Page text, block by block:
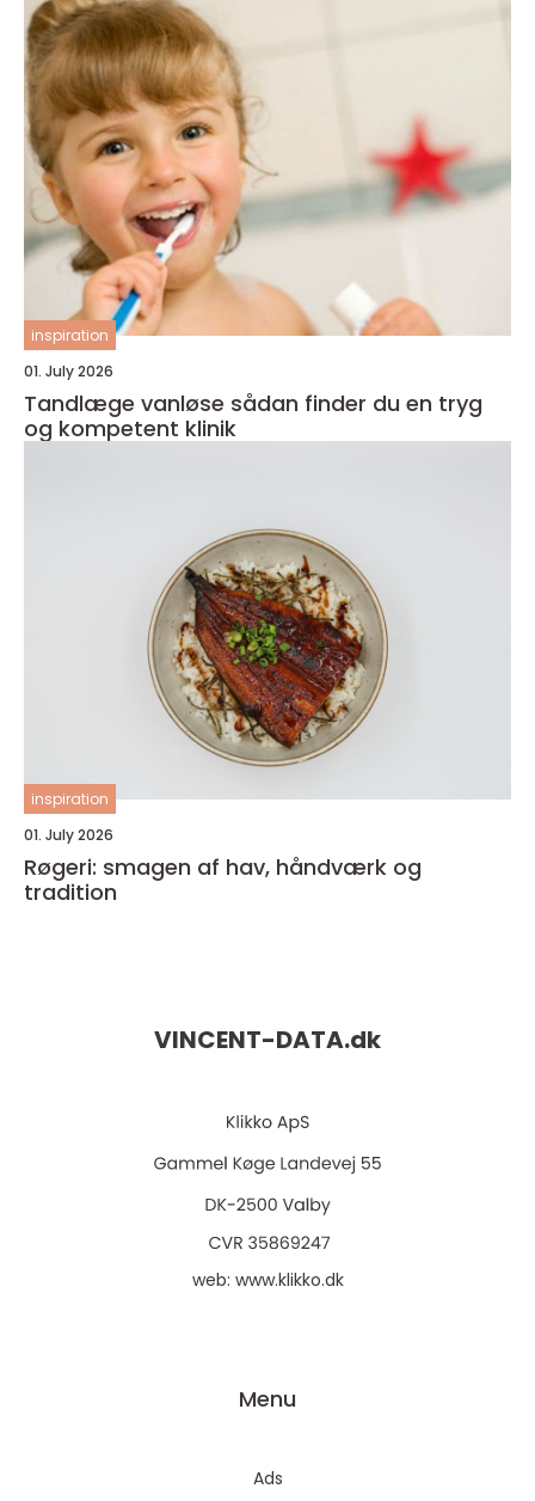
inspiration
01. July 2026
Tandlæge vanløse sådan finder du en tryg
og kompetent klinik
inspiration
01. July 2026
Røgeri: smagen af hav, håndværk og
tradition
VINCENT-DATA.dk
web: www.klikko.dk
Menu
Ads